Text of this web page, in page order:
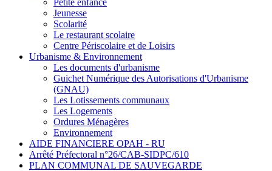
Jeunesse
Scolarité
Le restaurant scolaire
Centre Périscolaire et de Loisirs
Urbanisme & Environnement
Les documents d'urbanisme
Guichet Numérique des Autorisations d'Urbanisme
(GNAU)
Les Lotissements communaux
Les Logements
Ordures Ménagères
Environnement
AIDE FINANCIERE OPAH - RU
Arrêté Préfectoral n°26/CAB-SIDPC/610
PLAN COMMUNAL DE SAUVEGARDE